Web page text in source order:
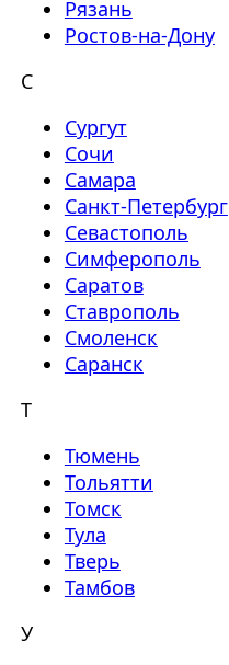
Рязань
Ростов-на-Дону
С
Сургут
Сочи
Самара
Санкт-Петербург
Севастополь
Симферополь
Саратов
Ставрополь
Смоленск
Саранск
Т
Тюмень
Тольятти
Томск
Тула
Тверь
Тамбов
У